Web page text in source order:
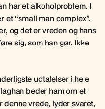
har et alkoholproblem. I
et “small man complex”.
og det er vreden og hans
sig, som han gør. Ikke
udtalelser i hele
beder ham om et
vrede, lyder svaret,